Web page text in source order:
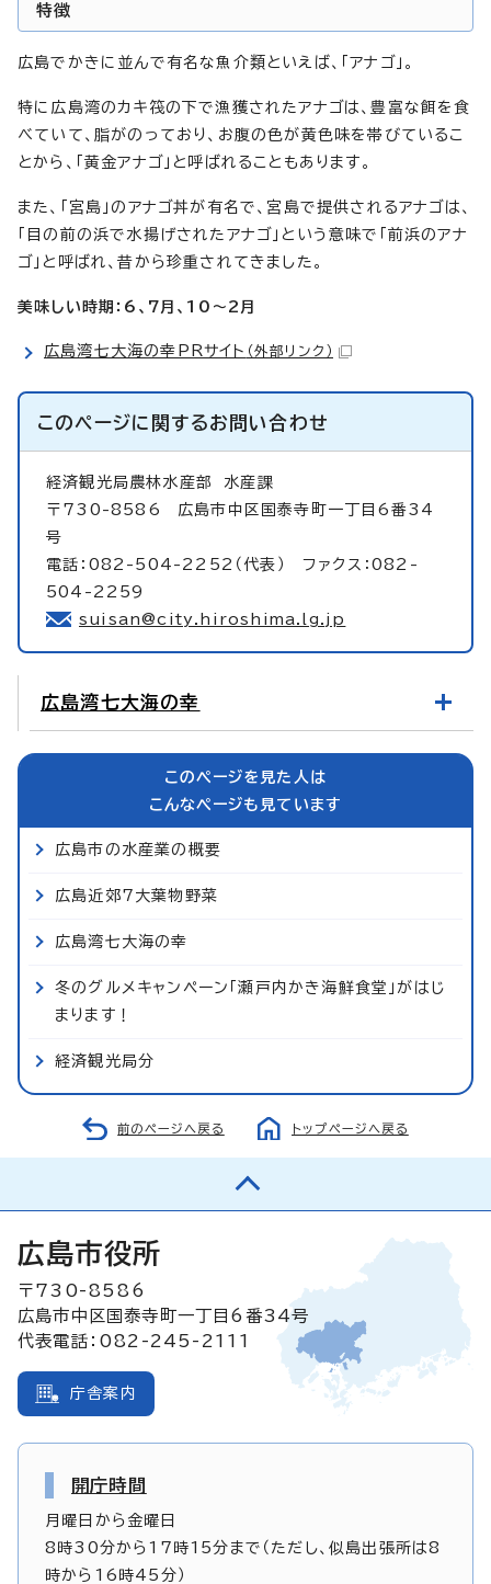
特徴
広島でかきに並んで有名な魚介類といえば、「アナゴ」。
特に広島湾のカキ筏の下で漁獲されたアナゴは、豊富な餌を食
べていて、脂がのっており、お腹の色が黄色味を帯びているこ
とから、「黄金アナゴ」と呼ばれることもあります。
また、「宮島」のアナゴ丼が有名で、宮島で提供されるアナゴは、
「目の前の浜で水揚げされたアナゴ」という意味で「前浜のアナ
ゴ」と呼ばれ、昔から珍重されてきました。
美味しい時期：6、7月、10～2月
広島湾七大海の幸PRサイト （外部リンク）
このページに関するお問い合わせ
経済観光局農林水産部 水産課
〒730-8586 広島市中区国泰寺町一丁目6番34
号
電話：082-504-2252（代表） ファクス：082-
504-2259
suisan@city.hiroshima.lg.jp
広島湾七大海の幸
このページを見た人は
こんなページも見ています
広島市の水産業の概要
広島近郊7大葉物野菜
広島湾七大海の幸
冬のグルメキャンペーン「瀬戸内かき海鮮食堂」がはじ
まります！
経済観光局分
前のページへ戻る トップページへ戻る
広島市役所
〒730-8586
広島市中区国泰寺町一丁目6番34号
代表電話：082-245-2111
庁舎案内
開庁時間
月曜日から金曜日
8時30分から17時15分まで（ただし、似島出張所は8
時から16時45分）